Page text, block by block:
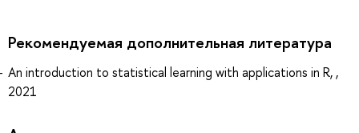
Рекомендуемая дополнительная литература
An introduction to statistical learning with applications in R, ,
2021